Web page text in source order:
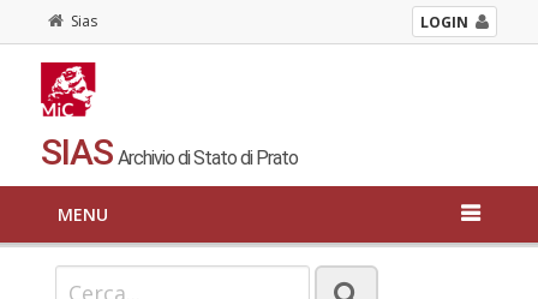
Sias LOGIN
SIAS Archivio di Stato di Prato
MENU